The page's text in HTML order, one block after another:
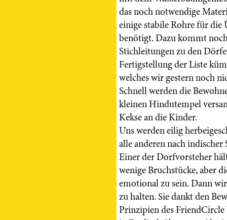
das noch notwendige
einige stabile Rohre für die
benötigt. Dazu kommt
Stichleitungen zu den
Fertigstellung der Liste
welches wir gestern noch
Schnell werden die
kleinen Hindutempel
Kekse an die Kinder.
Uns werden eilig
alle anderen nach
Einer der Dorfvorsteher
wenige Bruchstücke, aber
emotional zu sein. Dann
zu halten. Sie dankt den
Prinzipien des